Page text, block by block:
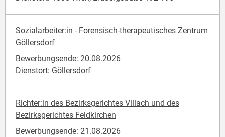
Sozialarbeiter:in - Forensisch-therapeutisches Zentrum
Göllersdorf
Bewerbungsende: 20.08.2026
Dienstort: Göllersdorf
Richter:in des Bezirksgerichtes Villach und des
Bezirksgerichtes Feldkirchen
Bewerbungsende: 21.08.2026